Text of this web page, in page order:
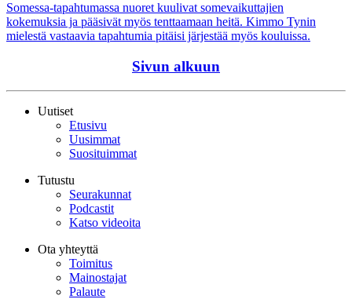
Somessa-tapahtumassa nuoret kuulivat somevaikuttajien
kokemuksia ja pääsivät myös tenttaamaan heitä. Kimmo Tynin
mielestä vastaavia tapahtumia pitäisi järjestää myös kouluissa.
Sivun alkuun
Uutiset
Etusivu
Uusimmat
Suosituimmat
Tutustu
Seurakunnat
Podcastit
Katso videoita
Ota yhteyttä
Toimitus
Mainostajat
Palaute